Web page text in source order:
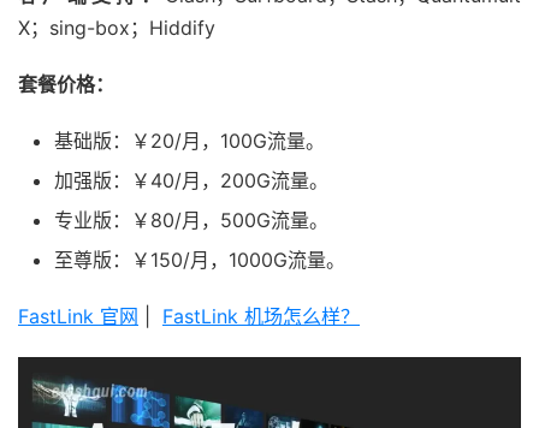
X；sing-box；Hiddify
套餐价格：
基础版：￥20/月，100G流量。
加强版：￥40/月，200G流量。
专业版：￥80/月，500G流量。
至尊版：￥150/月，1000G流量。
FastLink 官网 FastLink 机场怎么样？